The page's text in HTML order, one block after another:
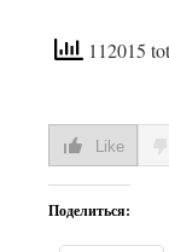
112015
Like
Поделиться: